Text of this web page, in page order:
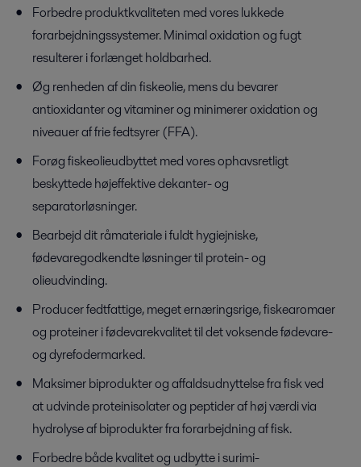
Forbedre produktkvaliteten med vores lukkede
forarbejdningssystemer. Minimal oxidation og fugt
resulterer i forlænget holdbarhed.
Øg renheden af ​​din fiskeolie, mens du bevarer
antioxidanter og vitaminer og minimerer oxidation og
niveauer af frie fedtsyrer (FFA).
Forøg fiskeolieudbyttet med vores ophavsretligt
beskyttede højeffektive dekanter- og
separatorløsninger.
Bearbejd dit råmateriale i fuldt hygiejniske,
fødevaregodkendte løsninger til protein- og
olieudvinding.
Producer fedtfattige, meget ernæringsrige, fiskearomaer
og proteiner i fødevarekvalitet til det voksende fødevare-
og dyrefodermarked.
Maksimer biprodukter og affaldsudnyttelse fra fisk ved
at udvinde proteinisolater og peptider af høj værdi via
hydrolyse af biprodukter fra forarbejdning af fisk.
Forbedre både kvalitet og udbytte i surimi-